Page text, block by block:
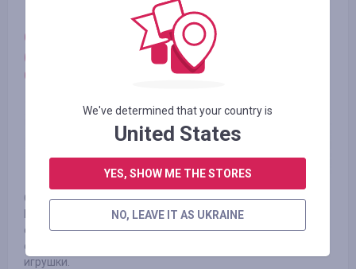
Coolicool. Онлайн-магазин электроники
(Украина, Россия, Казахстан, Беларусь,
США)
Coolicool является онлайн-магазином электроники из
Китая. Магазин поставляет различные товары, такие как
смартфоны, планшеты, аксессуары для телефонов, часы,
спортивные камеры, электронику для автомобилей,
игрушки.
We've determined that your country is
United States
YES, SHOW ME THE STORES
NO, LEAVE IT AS UKRAINE